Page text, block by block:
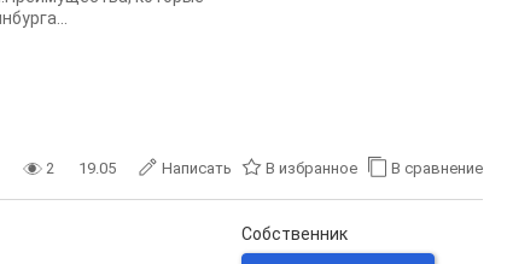
2 19.05 Написать В избранное В сравнение
Собственник